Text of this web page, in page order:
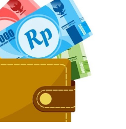
cara belajar touch typing
bisa dilakukan siapa aja—even
Skill Mengetik Itu Penting
Di dunia kerja digital
adalah segalanya. Gak
buat virtual assistant, admin
commerce, bahkan freelance